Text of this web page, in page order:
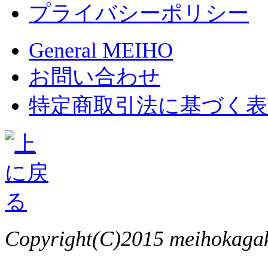
プライバシーポリシー
General MEIHO
お問い合わせ
特定商取引法に基づく
Copyright(C)2015